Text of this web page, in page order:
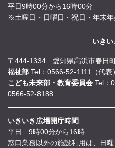
平日9時00分から16時00分
※土曜日・日曜日・祝日・年末
いき
〒444-1334 愛知県高浜市春日
福祉部 Tel：0566-52-1111（代表）
こども未来部・教育委員会 Tel：
0566-52-8188
いきいき広場開庁時間
平日 9時00分から16時
窓口業務以外の施設利用は、